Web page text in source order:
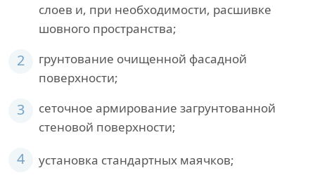
слоев и, при необходимости, расшивке
шовного пространства;
2
грунтование очищенной фасадной
поверхности;
3
сеточное армирование загрунтованной
стеновой поверхности;
4 установка стандартных маячков;